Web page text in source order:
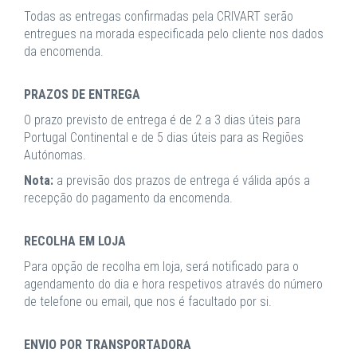
Todas as entregas confirmadas pela CRIVART serão
entregues na morada especificada pelo cliente nos dados
da encomenda.
PRAZOS DE ENTREGA
O prazo previsto de entrega é de 2 a 3 dias úteis para
Portugal Continental e de 5 dias úteis para as Regiões
Autónomas.
Nota: a previsão dos prazos de entrega é válida após a
recepção do pagamento da encomenda.
RECOLHA EM LOJA
Para opção de recolha em loja, será notificado para o
agendamento do dia e hora respetivos através do número
de telefone ou email, que nos é facultado por si.
ENVIO POR TRANSPORTADORA